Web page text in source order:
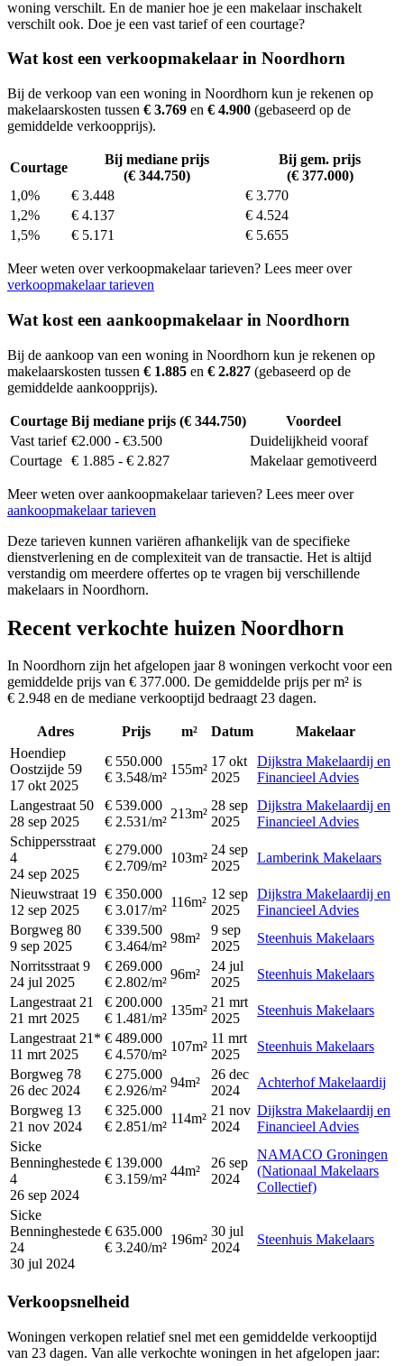
woning verschilt. En de manier hoe je een makelaar inschakelt
verschilt ook. Doe je een vast tarief of een courtage?
Wat kost een verkoopmakelaar in Noordhorn
Bij de verkoop van een woning in Noordhorn kun je rekenen op
makelaarskosten tussen € 3.769 en € 4.900 (gebaseerd op de
gemiddelde verkoopprijs).
Courtage
Bij mediane prijs
(€ 344.750)
Bij gem. prijs
(€ 377.000)
1,0%
€ 3.448
€ 3.770
1,2%
€ 4.137
€ 4.524
1,5%
€ 5.171 € 5.655
Meer weten over verkoopmakelaar tarieven? Lees meer over
verkoopmakelaar tarieven
Wat kost een aankoopmakelaar in Noordhorn
Bij de aankoop van een woning in Noordhorn kun je rekenen op
makelaarskosten tussen € 1.885 en € 2.827 (gebaseerd op de
gemiddelde aankoopprijs).
Courtage Bij mediane prijs (€ 344.750)
Voordeel
Vast tarief €2.000 - €3.500
Duidelijkheid vooraf
Courtage € 1.885 - € 2.827 Makelaar gemotiveerd
Meer weten over aankoopmakelaar tarieven? Lees meer over
aankoopmakelaar tarieven
Deze tarieven kunnen variëren afhankelijk van de specifieke
dienstverlening en de complexiteit van de transactie. Het is altijd
verstandig om meerdere offertes op te vragen bij verschillende
makelaars in Noordhorn.
Recent verkochte huizen Noordhorn
In Noordhorn zijn het afgelopen jaar 8 woningen verkocht voor een
gemiddelde prijs van € 377.000. De gemiddelde prijs per m² is
€ 2.948 en de mediane verkooptijd bedraagt 23 dagen.
Adres Prijs m² Datum
Makelaar
Hoendiep
Oostzijde 59
17 okt 2025
€ 550.000
€ 3.548/m²
155m²
17 okt
2025
Dijkstra Makelaardij en
Financieel Advies
Langestraat 50
28 sep 2025
€ 539.000
€ 2.531/m²
213m²
28 sep
2025
Dijkstra Makelaardij en
Financieel Advies
Schippersstraat
4
24 sep 2025
€ 279.000
€ 2.709/m²
103m²
24 sep
2025
Lamberink Makelaars
Nieuwstraat 19
12 sep 2025
€ 350.000
€ 3.017/m²
116m²
12 sep
2025
Dijkstra Makelaardij en
Financieel Advies
Borgweg 80
9 sep 2025
€ 339.500
€ 3.464/m²
98m²
9 sep
2025
Steenhuis Makelaars
Norritsstraat 9
24 jul 2025
€ 269.000
€ 2.802/m²
96m²
24 jul
2025
Steenhuis Makelaars
Langestraat 21
21 mrt 2025
€ 200.000
€ 1.481/m²
135m²
21 mrt
2025
Steenhuis Makelaars
Langestraat 21*
11 mrt 2025
€ 489.000
€ 4.570/m²
107m²
11 mrt
2025
Steenhuis Makelaars
Borgweg 78
26 dec 2024
€ 275.000
€ 2.926/m²
94m²
26 dec
2024
Achterhof Makelaardij
Borgweg 13
21 nov 2024
€ 325.000
€ 2.851/m²
114m²
21 nov
2024
Dijkstra Makelaardij en
Financieel Advies
Sicke
Benninghestede
4
26 sep 2024
€ 139.000
€ 3.159/m²
44m²
26 sep
2024
NAMACO Groningen
(Nationaal Makelaars
Collectief)
Sicke
Benninghestede
24
30 jul 2024
€ 635.000
€ 3.240/m²
196m²
30 jul
2024
Steenhuis Makelaars
Verkoopsnelheid
Woningen verkopen relatief snel met een gemiddelde verkooptijd
van 23 dagen. Van alle verkochte woningen in het afgelopen jaar: